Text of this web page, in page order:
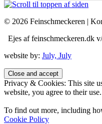
© 2026 Feinschmeckeren |
Ejes af feinschmeckeren.dk
website by: July, July
Privacy & Cookies: This site
website, you agree to their use.
To find out more, including
Cookie Policy